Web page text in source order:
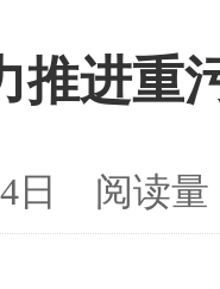
推进重
24日 阅读